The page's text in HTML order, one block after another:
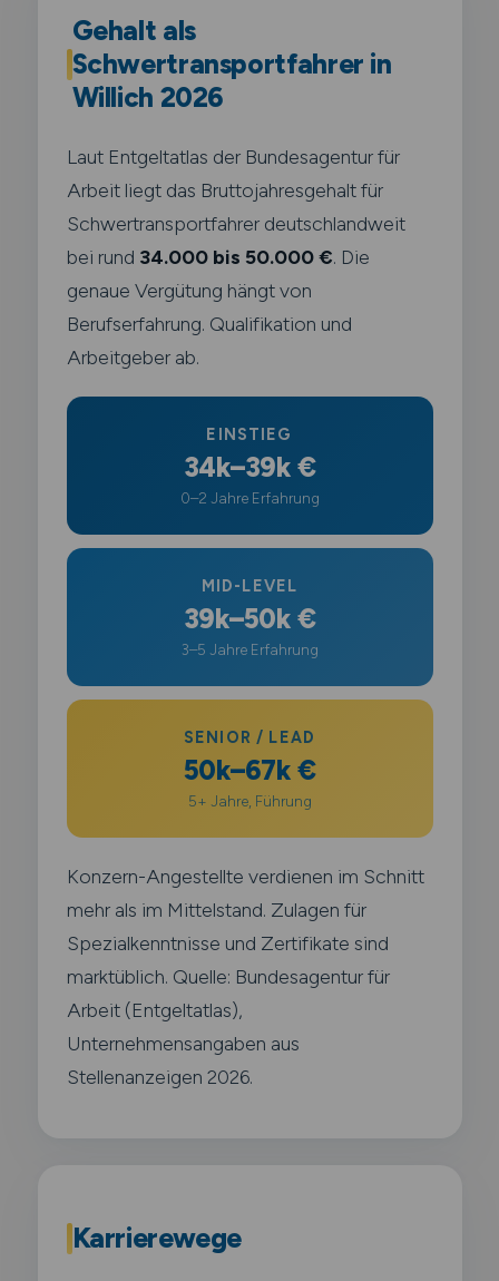
Gehalt als
Schwertransportfahrer in
Willich 2026
Laut Entgeltatlas der Bundesagentur für
Arbeit liegt das Bruttojahresgehalt für
Schwertransportfahrer deutschlandweit
bei rund 34.000 bis 50.000 €. Die
genaue Vergütung hängt von
Berufserfahrung. Qualifikation und
Arbeitgeber ab.
EINSTIEG
34k–39k €
0–2 Jahre Erfahrung
MID-LEVEL
39k–50k €
3–5 Jahre Erfahrung
SENIOR / LEAD
50k–67k €
5+ Jahre, Führung
Konzern-Angestellte verdienen im Schnitt
mehr als im Mittelstand. Zulagen für
Spezialkenntnisse und Zertifikate sind
marktüblich. Quelle: Bundesagentur für
Arbeit (Entgeltatlas),
Unternehmensangaben aus
Stellenanzeigen 2026.
Karrierewege